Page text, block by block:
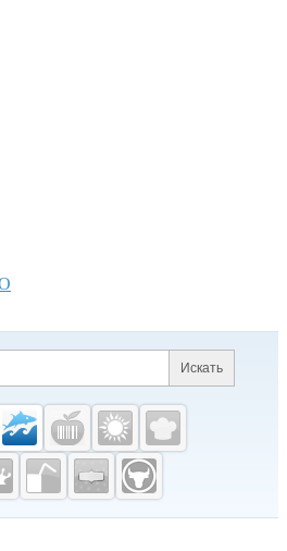
информация
Поиск по сайту и
Искать
проекты
Fishretail.ru —
рыба,
морепродукты